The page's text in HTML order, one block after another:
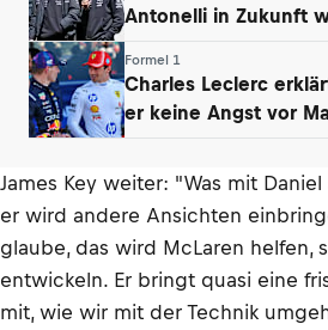
Antonelli in Zukunft
Formel 1
Charles Leclerc
er keine Angst vor
James Key weiter: "Was mit
er wird andere Ansichten
glaube, das wird McLaren helfen,
entwickeln. Er bringt quasi eine
mit, wie wir mit der Technik